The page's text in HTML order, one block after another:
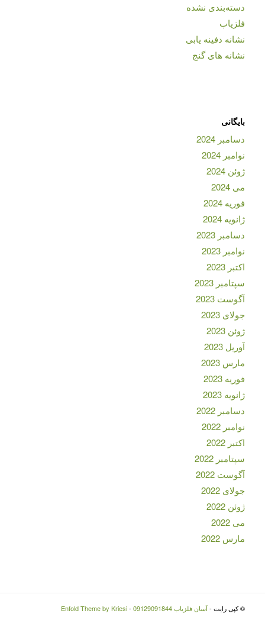
دسته‌بندی نشده
فلزیاب
نشانه دفینه یابی
نشانه های گنج
بایگانی
دسامبر 2024
نوامبر 2024
ژوئن 2024
می 2024
فوریه 2024
ژانویه 2024
دسامبر 2023
نوامبر 2023
اکتبر 2023
سپتامبر 2023
آگوست 2023
جولای 2023
ژوئن 2023
آوریل 2023
مارس 2023
فوریه 2023
ژانویه 2023
دسامبر 2022
نوامبر 2022
اکتبر 2022
سپتامبر 2022
آگوست 2022
جولای 2022
ژوئن 2022
می 2022
مارس 2022
© کپی رایت -آسان فلزیاب 09129091844 -
Enfold Theme by Kriesi